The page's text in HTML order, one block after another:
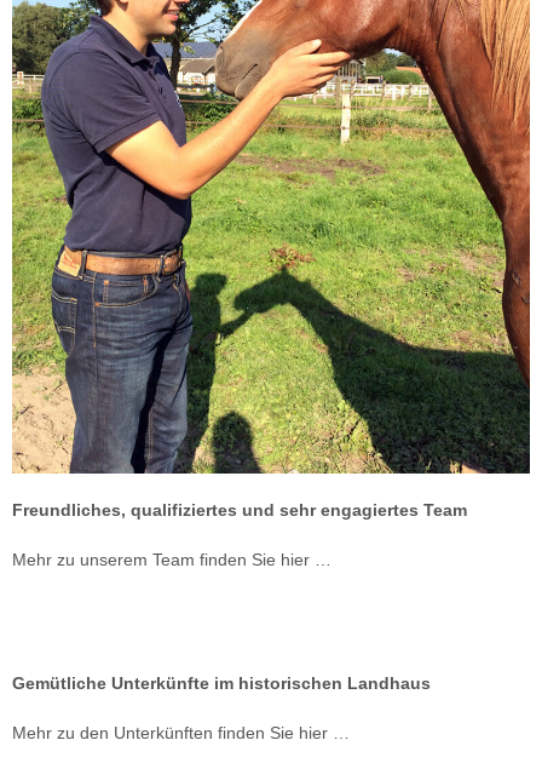
Freundliches, qualifiziertes und sehr engagiertes Team
Mehr zu unserem Team finden Sie hier …
Gemütliche Unterkünfte im historischen Landhaus
Mehr zu den Unterkünften finden Sie hier …